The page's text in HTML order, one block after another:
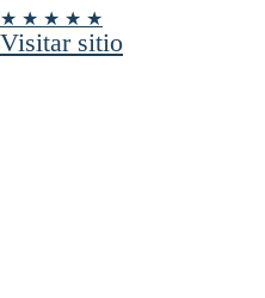
★ ★ ★ ★ ★
Visitar sitio